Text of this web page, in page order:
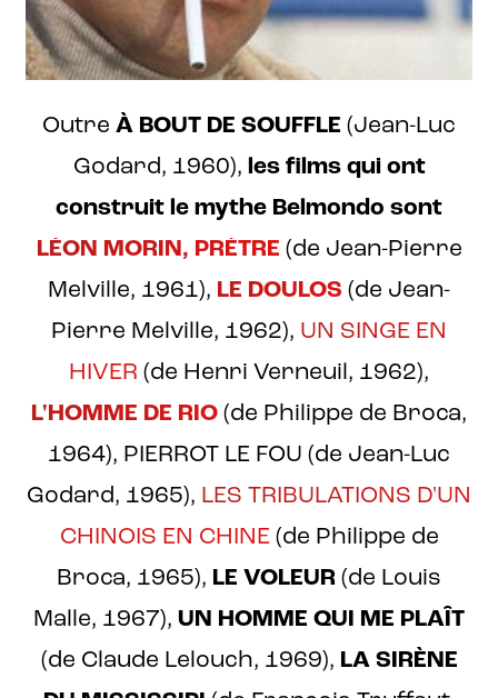
Outre À BOUT DE SOUFFLE (Jean-Luc
Godard, 1960), les films qui ont
construit le mythe Belmondo sont
LÉON MORIN, PRÈTRE (de Jean-Pierre
Melville, 1961), LE DOULOS (de Jean-
Pierre Melville, 1962), UN SINGE EN
HIVER (de Henri Verneuil, 1962),
L'HOMME DE RIO (de Philippe de Broca,
1964), PIERROT LE FOU (de Jean-Luc
Godard, 1965), LES TRIBULATIONS D'UN
CHINOIS EN CHINE(de Philippe de
Broca, 1965), LE VOLEUR (de Louis
Malle, 1967), UN HOMME QUI ME PLAÎT
(de Claude Lelouch, 1969), LA SIRÈNE